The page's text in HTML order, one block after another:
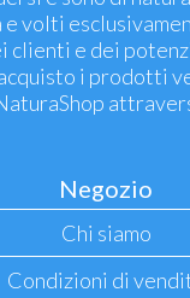
volti
clienti e dei
i prodotti
Negozio
Chi siamo
Condizioni di